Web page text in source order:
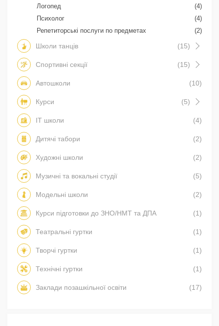
Логопед
(4)
Психолог
(4)
Репетиторські послуги по предметах
(2)
Школи танців (15)
Спортивні секції (15)
Автошколи (10)
Курси (5)
IT школи (4)
Дитячі табори (2)
Художні школи (2)
Музичні та вокальні студії (5)
Модельні школи (2)
Курси підготовки до ЗНО/НМТ та ДПА (1)
Театральні гуртки (1)
Творчі гуртки (1)
Технічні гуртки (1)
Заклади позашкільної освіти (17)